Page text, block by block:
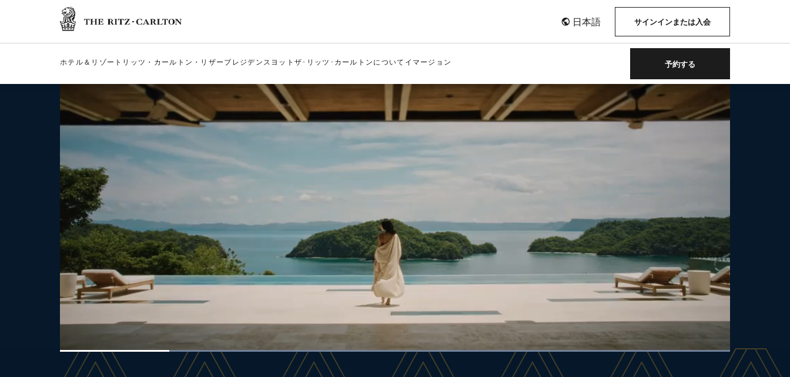
日本語 サインインまたは入会
ホテル＆リゾート リッツ・カールトン・リザーブ レジデンス ヨットザ･リッツ･カールトンについて イマージョン 予約する
Pause
Unmute
Current
Duration
Loaded:
100.00%
Descriptions Fullscreen